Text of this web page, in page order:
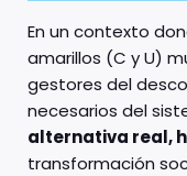
En un contexto
amarillos (C y U)
gestores del
necesarios del
alternativa real,
transformación